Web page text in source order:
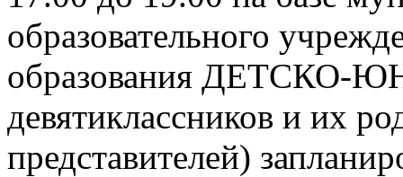
образовательного
образования
девятиклассников и их
представителей)